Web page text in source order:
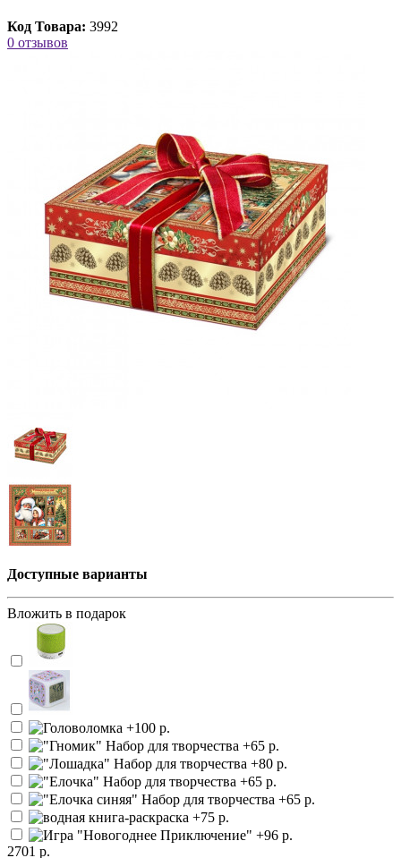
Код Товара: 3992
0 отзывов
Доступные варианты
Вложить в подарок
2701 р.